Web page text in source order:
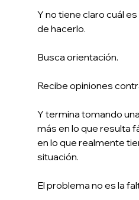
Y no tiene claro cuál
de hacerlo.
Busca orientación.
Recibe opiniones
Y termina tomando
más en lo que resulta
en lo que realmente
situación.
El problema no es la